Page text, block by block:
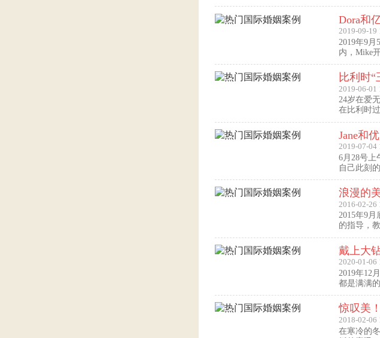
Dora和
2019-09-19
2019年9
内，Mike
2019-06-01
24岁在爱
在比利时
Jane和
2019-07-04
6月28号上
自己此刻
2016-02-26
2015年9
的指导，
戴上大
2020-01-06
2019年12
都是满满
2018-02-06
在寒冷的